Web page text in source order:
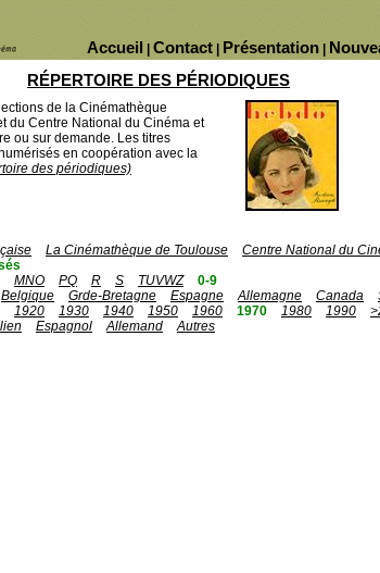
Présentation
Contact
Accueil
RÉPERTOIRE DES PÉRIODIQUES
de la Cinémathèque
du Centre National du Cinéma et
ou sur demande. Les titres
en coopération avec la
des périodiques)
La Cinémathèque de Toulouse
Centre National du
MNO PQ R S TUVWZ
0-9
Belgique Grde-Bretagne Espagne Allemagne Canada
1920 1930 1940 1950 1960 1970 1980 1990
Espagnol Allemand
Autres